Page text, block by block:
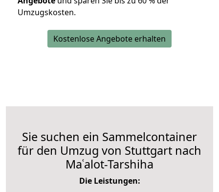
Umzugskosten.
Kostenlose Angebote erhalten
Sie suchen ein Sammelcontainer
für den Umzug von Stuttgart nach
Maʿalot-Tarshiha
Die Leistungen: